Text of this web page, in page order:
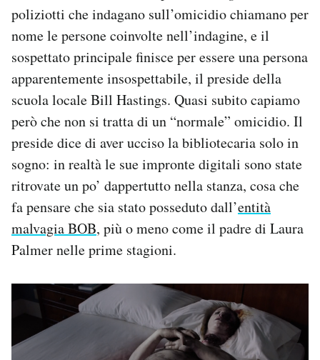
poliziotti che indagano sull’omicidio chiamano per
nome le persone coinvolte nell’indagine, e il
sospettato principale finisce per essere una persona
apparentemente insospettabile, il preside della
scuola locale Bill Hastings. Quasi subito capiamo
però che non si tratta di un “normale” omicidio. Il
preside dice di aver ucciso la bibliotecaria solo in
sogno: in realtà le sue impronte digitali sono state
ritrovate un po’ dappertutto nella stanza, cosa che
fa pensare che sia stato posseduto dall’entità
malvagia BOB, più o meno come il padre di Laura
Palmer nelle prime stagioni.